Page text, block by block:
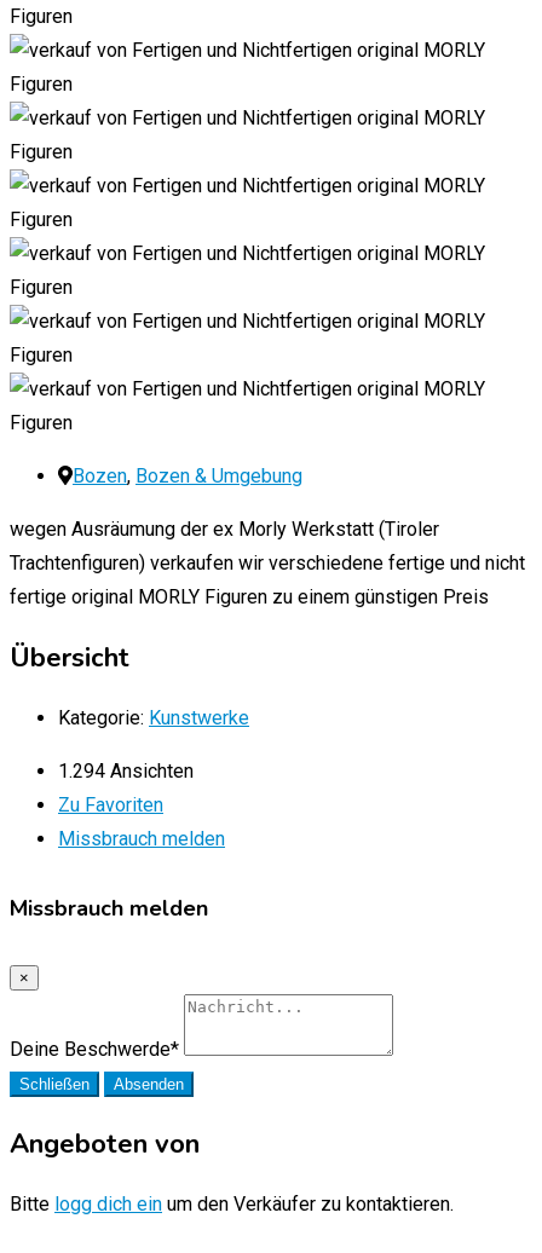
Bozen, Bozen & Umgebung
wegen Ausräumung der ex Morly Werkstatt (Tiroler
Trachtenfiguren) verkaufen wir verschiedene fertige und nicht
fertige original MORLY Figuren zu einem günstigen Preis
Übersicht
Kategorie: Kunstwerke
1.294 Ansichten
Zu Favoriten
Missbrauch melden
Missbrauch melden
×
Deine Beschwerde*
Schließen Absenden
Angeboten von
Bitte logg dich ein um den Verkäufer zu kontaktieren.